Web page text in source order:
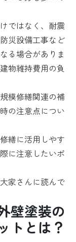
ではなく、耐震
災設備工事など
る場合がありま
物維持費用の負
模修繕関連の補
の注意点につい
繕に活用しやす
に注意したいポ
家さんに読んで
壁塗装の
トとは？